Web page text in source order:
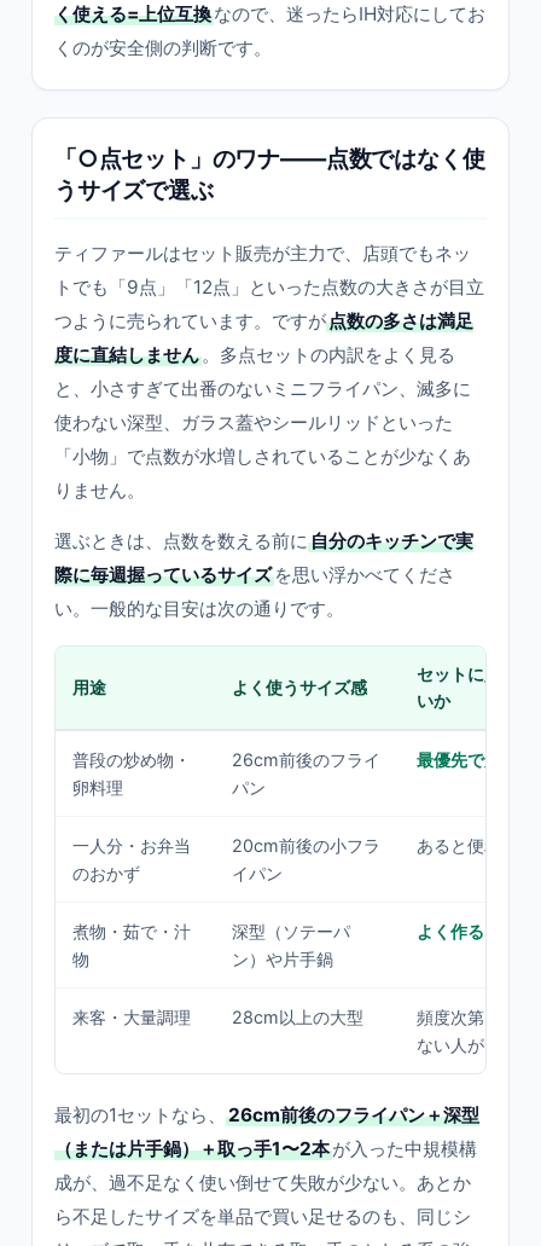
く使える=上位互換なので、迷ったらIH対応にしてお
くのが安全側の判断です。
「○点セット」のワナ——点数ではなく使
うサイズで選ぶ
ティファールはセット販売が主力で、店頭でもネッ
トでも「9点」「12点」といった点数の大きさが目立
つように売られています。ですが点数の多さは満足
度に直結しません。多点セットの内訳をよく見る
と、小さすぎて出番のないミニフライパン、滅多に
使わない深型、ガラス蓋やシールリッドといった
「小物」で点数が水増しされていることが少なくあ
りません。
選ぶときは、点数を数える前に自分のキッチンで実
際に毎週握っているサイズ を思い浮かべてくださ
い。一般的な目安は次の通りです。
用途 よく使うサイズ感
セットに入って
いか
普段の炒め物・
卵料理
26cm前後のフライ
パン
最優先で必須
一人分・お弁当
のおかず
20cm前後の小フラ
イパン
あると便利
煮物・茹で・汁
物
深型（ソテーパ
ン）や片手鍋
よく作るなら必
来客・大量調理 28cm以上の大型
頻度次第。なく
ない人が多い
最初の1セットなら、
26cm前後のフライパン＋深型
（または片手鍋）＋取っ手1〜2本が入った中規模構
成が、過不足なく使い倒せて失敗が少ない。あとか
ら不足したサイズを単品で買い足せるのも、同じシ